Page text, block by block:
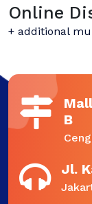
Online
+ additional
B
Jl.